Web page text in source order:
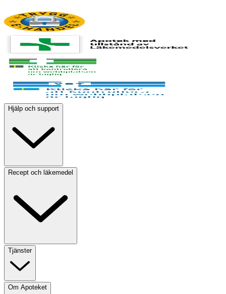
Hjälp och support
Recept och läkemedel
Tjänster
Om Apoteket